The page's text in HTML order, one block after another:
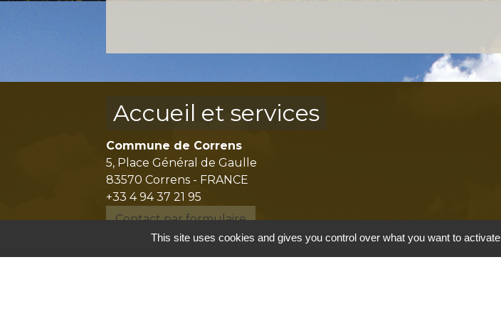
Accueil et services
Commune de Correns
5, Place Général de Gaulle
83570 Correns - FRANCE
+33 4 94 37 21 95
Contact par formulaire
This site uses cookies and gives you control over what you want to activate